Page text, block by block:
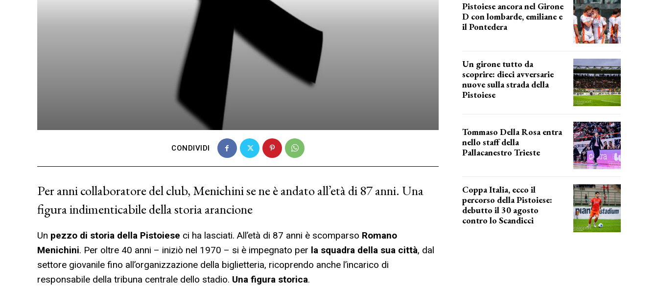
CONDIVIDI
Per anni collaboratore del club, Menichini se ne è andato all’età di 87 anni. Una
figura indimenticabile della storia arancione
Un pezzo di storia della Pistoiese ci ha lasciati. All’età di 87 anni è scomparso Romano
Menichini. Per oltre 40 anni – iniziò nel 1970 – si è impegnato per la squadra della sua città, dal
settore giovanile fino all’organizzazione della biglietteria, ricoprendo anche l’incarico di
responsabile della tribuna centrale dello stadio. Una figura storica.
Pistoiese ancora nel Girone
D con lombarde, emiliane e
il Pontedera
Un girone tutto da
scoprire: dieci avversarie
nuove sulla strada della
Pistoiese
Tommaso Della Rosa entra
nello staff della
Pallacanestro Trieste
Coppa Italia, ecco il
percorso della Pistoiese:
debutto il 30 agosto
contro lo Scandicci